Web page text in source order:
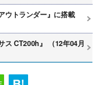
ウトランダー』に搭載
ス CT200h』 （12年04月